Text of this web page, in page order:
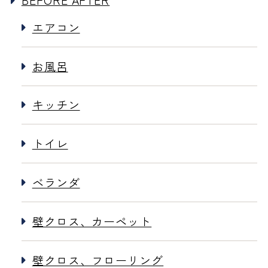
エアコン
お風呂
キッチン
トイレ
ベランダ
壁クロス、カーペット
壁クロス、フローリング